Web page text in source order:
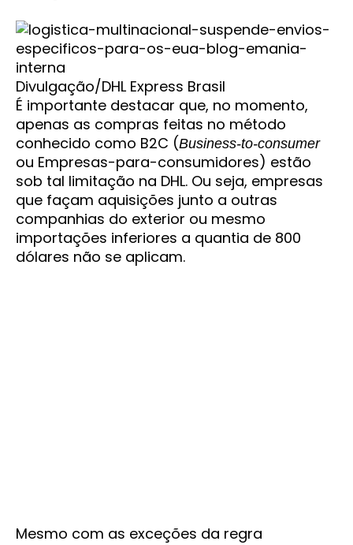
Divulgação/DHL Express Brasil
É importante destacar que, no momento,
apenas as compras feitas no método
conhecido como B2C (Business-to-consumer
ou Empresas-para-consumidores) estão
sob tal limitação na DHL. Ou seja, empresas
que façam aquisições junto a outras
companhias do exterior ou mesmo
importações inferiores a quantia de 800
dólares não se aplicam.
Mesmo com as exceções da regra